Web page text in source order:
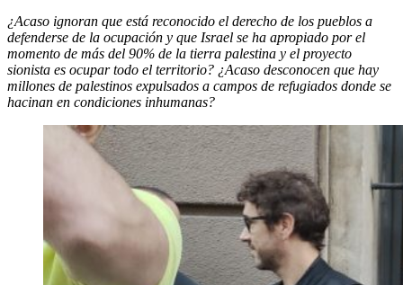
¿Acaso ignoran que está reconocido el derecho de los pueblos a
defenderse de la ocupación y que Israel se ha apropiado por el
momento de más del 90% de la tierra palestina y el proyecto
sionista es ocupar todo el territorio? ¿Acaso desconocen que hay
millones de palestinos expulsados a campos de refugiados donde se
hacinan en condiciones inhumanas?